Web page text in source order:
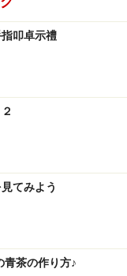
叩卓示禮
てみよう
茶の作り方♪